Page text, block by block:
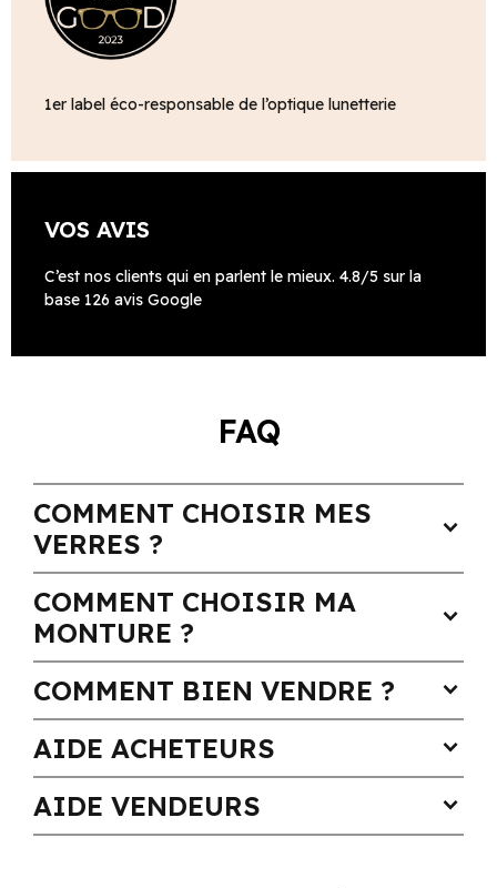
1er label éco-responsable de l’optique lunetterie
VOS AVIS
C’est nos clients qui en parlent le mieux. 4.8/5 sur la
base 126 avis Google
FAQ
COMMENT CHOISIR MES
VERRES ?
expand_more
COMMENT CHOISIR MA
MONTURE ?
expand_more
COMMENT BIEN VENDRE ? expand_more
AIDE ACHETEURS expand_more
AIDE VENDEURS expand_more